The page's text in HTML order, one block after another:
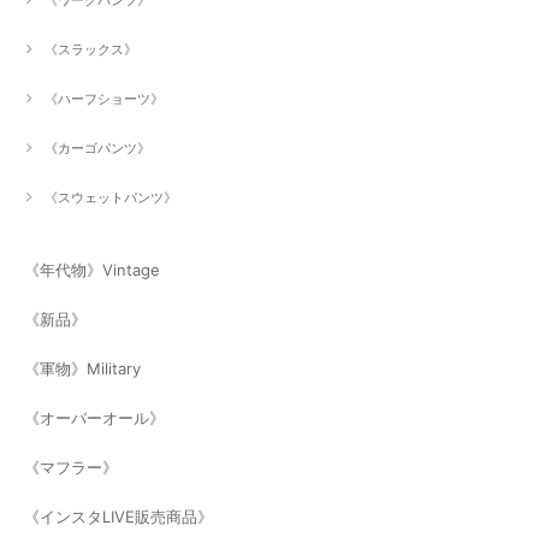
《スラックス》
《ハーフショーツ》
《カーゴパンツ》
《スウェットパンツ》
《年代物》Vintage
《新品》
《軍物》Military
《オーバーオール》
《マフラー》
《インスタLIVE販売商品》